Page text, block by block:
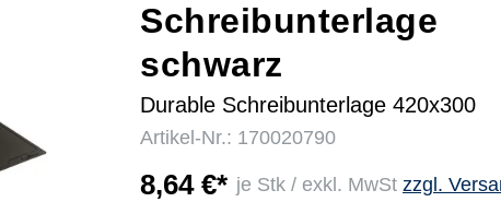
Schreibunterlage
schwarz
Durable Schreibunterlage 420x300
Artikel-Nr.: 170020790
8,64 €* je Stk / exkl. MwSt zzgl.